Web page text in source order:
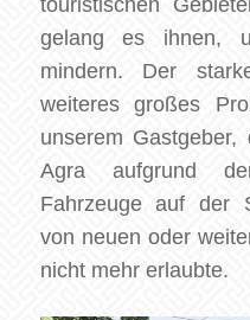
gelang es ihnen,
mindern. Der
weiteres großes
unserem
Agra aufgrund
Fahrzeuge auf der
von neuen oder
nicht mehr erlaubte.